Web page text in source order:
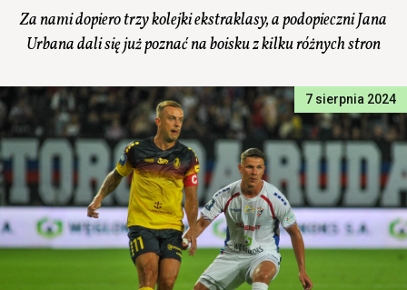
Za nami dopiero trzy kolejki ekstraklasy, a podopieczni Jana
Urbana dali się już poznać na boisku z kilku różnych stron
7 sierpnia 2024